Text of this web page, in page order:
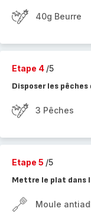
40g Beurre
Etape 4 /5
Disposer les
3 Pêches
Etape 5 /5
Mettre le plat dans
Moule